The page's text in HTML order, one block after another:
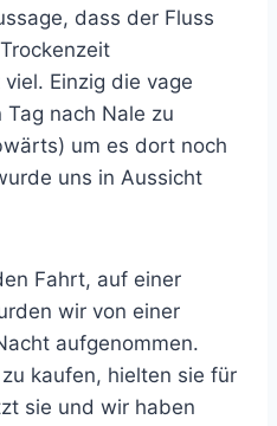
dass der Fluss
Einzig die vage
nach Nale zu
um es dort noch
uns in Aussicht
Fahrt, auf einer
wir von einer
aufgenommen.
kaufen, hielten sie für
sie und wir haben